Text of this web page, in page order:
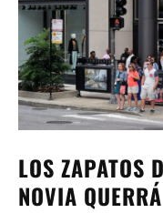
LOS ZAPATOS
NOVIA